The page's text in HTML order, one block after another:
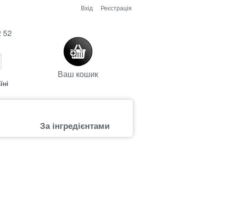
Вхід Реєстрація
52
Ваш кошик
За інгредієнтами